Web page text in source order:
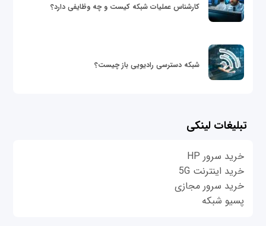
کارشناس عملیات شبکه کیست و چه وظایفی دارد؟
شبکه دسترسی رادیویی باز چیست؟
تبلیغات لینکی
خرید سرور HP
خرید اینترنت 5G
خرید سرور مجازی
پسیو شبکه